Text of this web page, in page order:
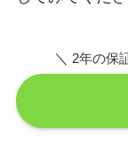
＼ 2年の保